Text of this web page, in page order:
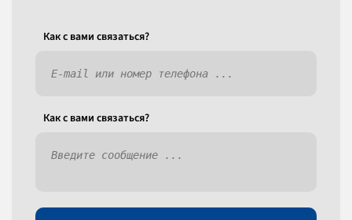
Как c вами связаться?
Как c вами связаться?